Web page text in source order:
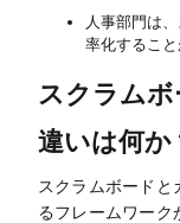
人事部門は
率化すること
スクラム
違いは何か
スクラムボード
るフレームワーク